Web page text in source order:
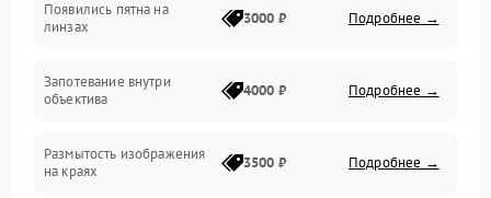
Появились пятна на
линзах
3000 ₽ Подробнее →
Запотевание внутри
объектива
4000 ₽ Подробнее →
Размытость изображения
на краях
3500 ₽ Подробнее →